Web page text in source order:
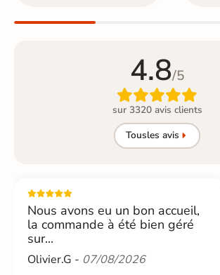
4.8/5

sur 3320 avis clients
Tousles avis
Nous avons eu un bon accueil,
la commande à été bien géré
sur...
Olivier.G - 07/08/2026